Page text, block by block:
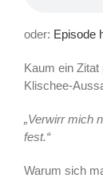
oder: Episode
Kaum ein
Klischee-
„Verwirr mich
fest.“
Warum sich